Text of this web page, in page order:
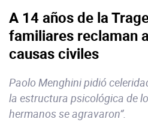
A 14 años de la
familiares reclaman
causas civiles
Paolo Menghini pidió
la estructura psicológica de
hermanos se agravaron”.